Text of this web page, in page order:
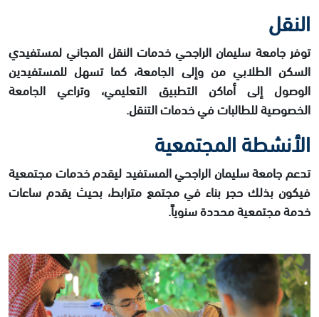
النقل
توفر جامعة سليمان الراجحي خدمات النقل المجاني لمستفيدي
السكن الطلابي من وإلى الجامعة، كما تسهل للمستفيدين
الوصول إلى أماكن التطبيق التعليمي، وتراعي الجامعة
الخصوصية للطالبات في خدمات التنقل.
الأنشطة المجتمعية
تدعم جامعة سليمان الراجحي المستفيد ليقدم خدمات مجتمعية
فيكون بذلك حجر بناء في مجتمع مترابط، بحيث يقدم ساعات
خدمة مجتمعية محددة سنوياً.